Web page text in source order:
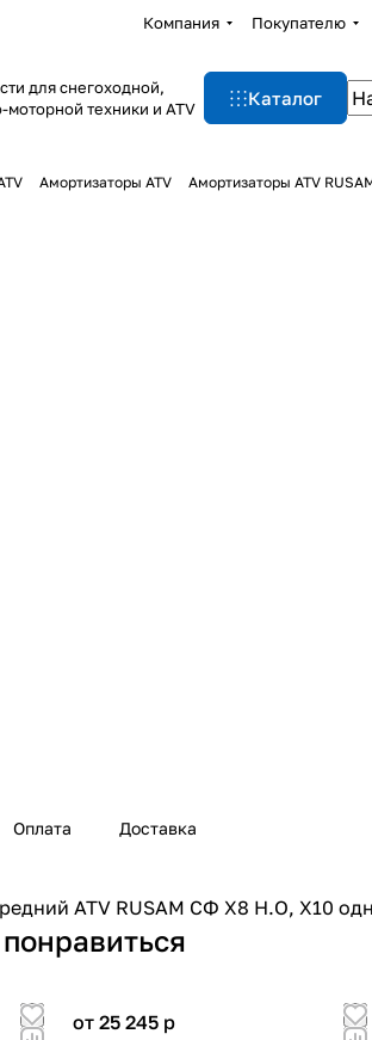
Компания Покупателю
для снегоходной,
моторной техники и ATV
Каталог
Амортизаторы ATV Амортизаторы ATV
Оплата Доставка
ATV RUSAM СФ Х8 H.O, X10
от 25 245 p